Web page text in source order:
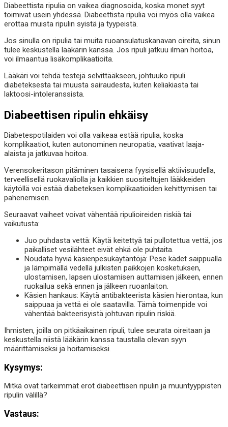
Diabeettista ripulia on vaikea diagnosoida, koska monet syyt
toimivat usein yhdessä. Diabeettista ripulia voi myös olla vaikea
erottaa muista ripulin syistä ja tyypeistä.
Jos sinulla on ripulia tai muita ruoansulatuskanavan oireita, sinun
tulee keskustella lääkärin kanssa. Jos ripuli jatkuu ilman hoitoa,
voi ilmaantua lisäkomplikaatioita.
Lääkäri voi tehdä testejä selvittääkseen, johtuuko ripuli
diabeteksesta tai muusta sairaudesta, kuten keliakiasta tai
laktoosi-intoleranssista.
Diabeettisen ripulin ehkäisy
Diabetespotilaiden voi olla vaikeaa estää ripulia, koska
komplikaatiot, kuten autonominen neuropatia, vaativat laaja-
alaista ja jatkuvaa hoitoa.
Verensokeritason pitäminen tasaisena fyysisellä aktiivisuudella,
terveellisellä ruokavaliolla ja kaikkien suositeltujen lääkkeiden
käytöllä voi estää diabeteksen komplikaatioiden kehittymisen tai
pahenemisen.
Seuraavat vaiheet voivat vähentää ripulioireiden riskiä tai
vaikutusta:
Juo puhdasta vettä: Käytä keitettyä tai pullotettua vettä, jos
paikalliset vesilähteet eivät ehkä ole puhtaita.
Noudata hyviä käsienpesukäytäntöjä: Pese kädet saippualla
ja lämpimällä vedellä julkisten paikkojen kosketuksen,
ulostamisen, lapsen ulostamisen auttamisen jälkeen, ennen
ruokailua sekä ennen ja jälkeen ruoanlaiton.
Käsien hankaus: Käytä antibakteerista käsien hierontaa, kun
saippuaa ja vettä ei ole saatavilla. Tämä toimenpide voi
vähentää bakteerisyistä johtuvan ripulin riskiä.
Ihmisten, joilla on pitkäaikainen ripuli, tulee seurata oireitaan ja
keskustella niistä lääkärin kanssa taustalla olevan syyn
määrittämiseksi ja hoitamiseksi.
Kysymys:
Mitkä ovat tärkeimmät erot diabeettisen ripulin ja muuntyyppisten
ripulin välillä?
Vastaus: